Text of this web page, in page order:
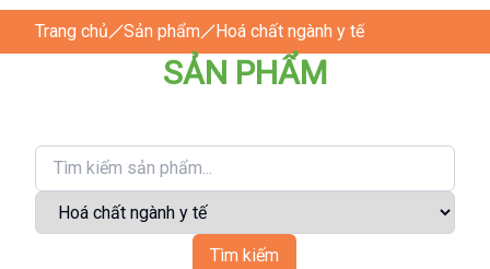
Trang chủ Sản phẩm Hoá chất ngành y tế
SẢN PHẨM
Tìm kiếm